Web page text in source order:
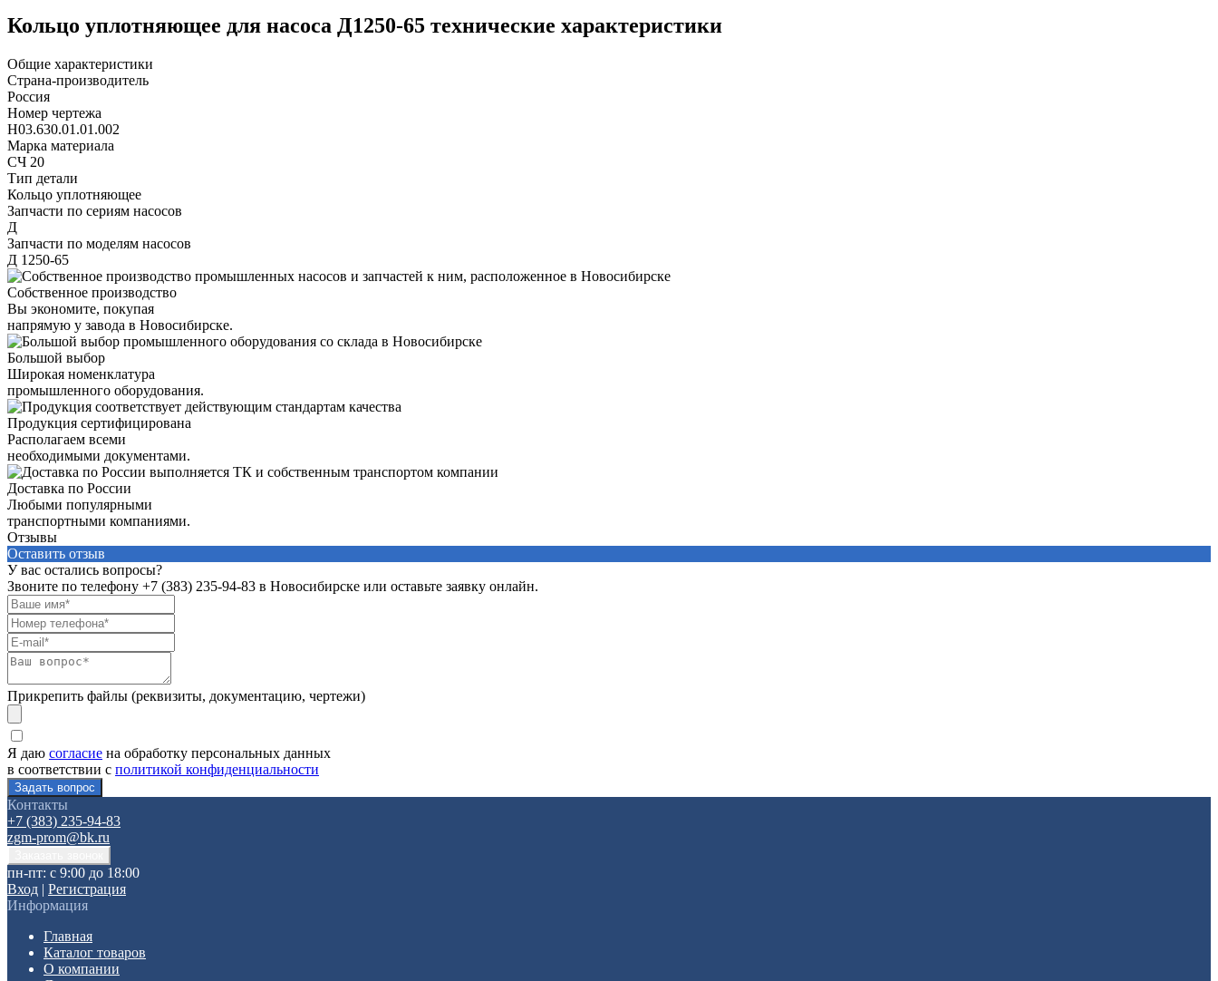
Кольцо уплотняющее для насоса Д1250-65 технические характеристики
Общие характеристики
Страна-производитель
Россия
Номер чертежа
Н03.630.01.01.002
Марка материала
СЧ 20
Тип детали
Кольцо уплотняющее
Запчасти по сериям насосов
Д
Запчасти по моделям насосов
Д 1250-65
Собственное производство
Вы экономите, покупая
напрямую у завода в Новосибирске.
Большой выбор
Широкая номенклатура
промышленного оборудования.
Продукция сертифицирована
Располагаем всеми
необходимыми документами.
Доставка по России
Любыми популярными
транспортными компаниями.
Отзывы
Оставить отзыв
У вас остались вопросы?
Звоните по телефону +7 (383) 235-94-83 в Новосибирске или оставьте заявку онлайн.
Прикрепить файлы (реквизиты, документацию, чертежи)
Я даю согласие на обработку персональных данных
в соответствии с политикой конфиденциальности
Контакты
+7 (383) 235-94-83
zgm-prom@bk.ru
пн-пт: с 9:00 до 18:00
Вход | Регистрация
Информация
Главная
Каталог товаров
О компании